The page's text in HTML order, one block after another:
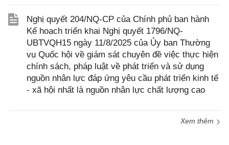
Nghị quyết 204/NQ-CP của Chính phủ ban hành
Kế hoạch triển khai Nghị quyết 1796/NQ-
UBTVQH15 ngày 11/8/2025 của Ủy ban Thường
vụ Quốc hội về giám sát chuyên đề việc thực hiện
chính sách, pháp luật về phát triển và sử dụng
nguồn nhân lực đáp ứng yêu cầu phát triển kinh tế
- xã hội nhất là nguồn nhân lực chất lượng cao
Xem thêm